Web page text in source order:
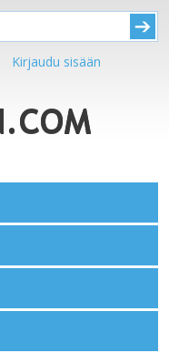
Kirjaudu sisään